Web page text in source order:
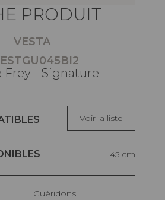
PRODUIT
VESTA
Frey - Signature
Voir la liste
45 cm
Guéridons